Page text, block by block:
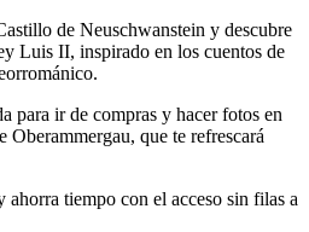
de Neuschwanstein y descubre
Luis II, inspirado en los cuentos de
para ir de compras y hacer fotos en
Oberammergau, que te refrescará
tiempo con el acceso sin filas a